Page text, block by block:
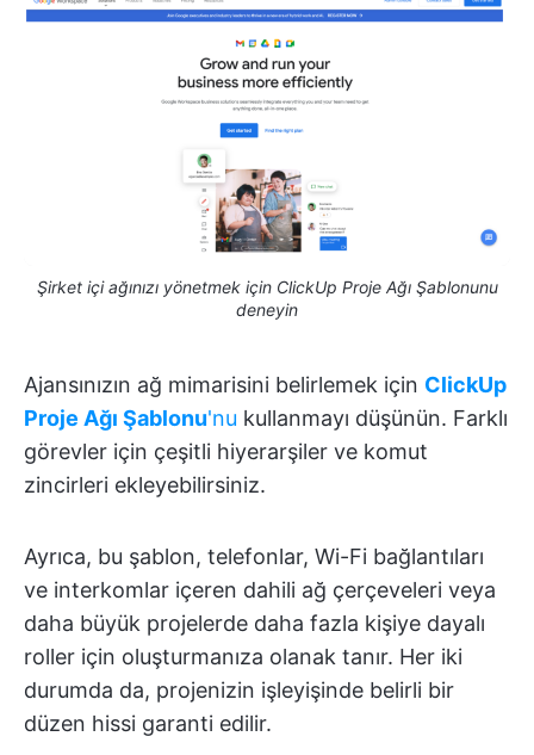
Şirket içi ağınızı yönetmek için ClickUp Proje Ağı Şablonunu
deneyin
Ajansınızın ağ mimarisini belirlemek için ClickUp
Proje Ağı Şablonu'nu kullanmayı düşünün. Farklı
görevler için çeşitli hiyerarşiler ve komut
zincirleri ekleyebilirsiniz.
Ayrıca, bu şablon, telefonlar, Wi-Fi bağlantıları
ve interkomlar içeren dahili ağ çerçeveleri veya
daha büyük projelerde daha fazla kişiye dayalı
roller için oluşturmanıza olanak tanır. Her iki
durumda da, projenizin işleyişinde belirli bir
düzen hissi garanti edilir.